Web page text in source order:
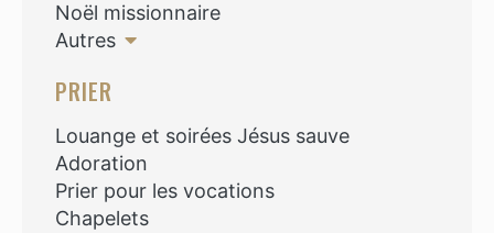
Noël missionnaire
Autres
PRIER
Louange et soirées Jésus sauve
Adoration
Prier pour les vocations
Chapelets